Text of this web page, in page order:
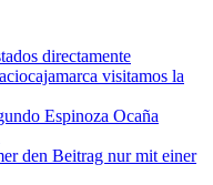
directamente
visitamos la
Espinoza Ocaña
den Beitrag nur mit einer